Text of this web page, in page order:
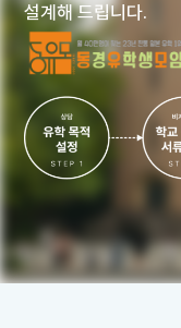
설계해 드립니다.